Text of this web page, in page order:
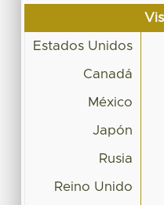
Estados Unidos
Canadá
México
Japón
Rusia
Reino Unido